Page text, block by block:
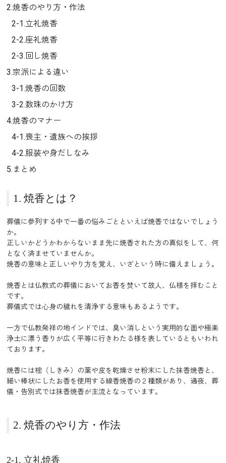
2.焼香のやり方・作法
2-1.立礼焼香
2-2.座礼焼香
2-3.回し焼香
3.宗派による違い
3-1.焼香の回数
3-2.数珠のかけ方
4.焼香のマナー
4-1.喪主・遺族への挨拶
4-2.服装や身だしなみ
5.まとめ
1. 焼香とは？
葬儀に参列する中で一番の悩みごとといえば焼香ではないでしょう
か。
正しいかどうかわからないまま先に焼香された方の真似をして、何
となく済ませていませんか。
焼香の意味と正しいやり方を覚え、いざという時に備えましょう。
焼香とは仏教式の葬儀においてお香を焚いて故人、仏様を拝むこと
です。
葬儀式では心身の穢れを清浄する意味もあるようです。
一方で仏教発祥の地インドでは、臭い消しという実用的な面や極楽
浄土に漂う香りが広く平等に行きわたる様を表しているともいわれ
ております。
焼香には樒（しきみ）の葉や皮を乾燥させ粉末にした抹香焼香と、
細い棒状にしたお香を使用する線香焼香の２種類があり、通夜、葬
儀・告別式では抹香焼香が主流となっています。
2. 焼香のやり方・作法
2-1. 立礼焼香